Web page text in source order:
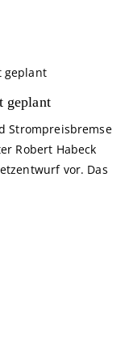
geplant
Strompreisbremse
Robert Habeck
vor. Das